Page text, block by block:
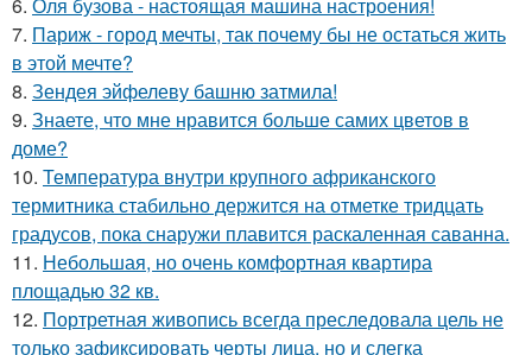
6. Оля бузова - настоящая машина настроения!
7. Париж - город мечты, так почему бы не остаться жить
в этой мечте?
8. Зендея эйфелеву башню затмила!
9. Знаете, что мне нравится больше самих цветов в
доме?
10. Температура внутри крупного африканского
термитника стабильно держится на отметке тридцать
градусов, пока снаружи плавится раскаленная саванна.
11. Небольшая, но очень комфортная квартира
площадью 32 кв.
12. Портретная живопись всегда преследовала цель не
только зафиксировать черты лица, но и слегка